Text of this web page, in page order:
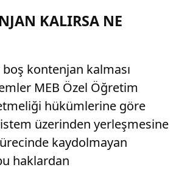
KALIRSA NE
kontenjan kalması
MEB Özel Öğretim
hükümlerine göre
üzerinden yerleşmesine
kaydolmayan
haklardan